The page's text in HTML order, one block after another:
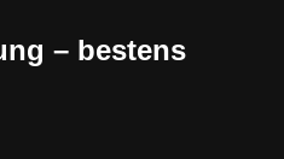
– bestens